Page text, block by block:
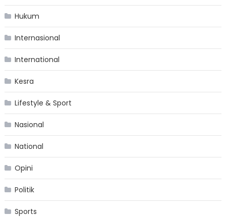
Hukum
Internasional
International
Kesra
Lifestyle & Sport
Nasional
National
Opini
Politik
Sports